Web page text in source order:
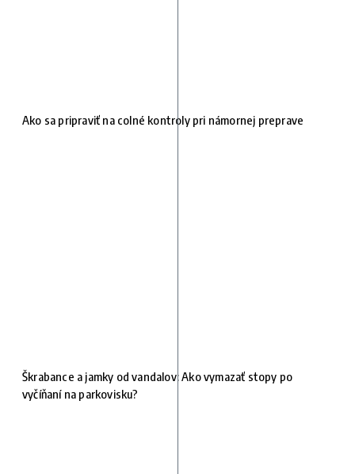
Ako sa pripraviť na colné kontroly pri námornej preprave
Škrabance a jamky od vandalov: Ako vymazať stopy po
vyčíňaní na parkovisku?